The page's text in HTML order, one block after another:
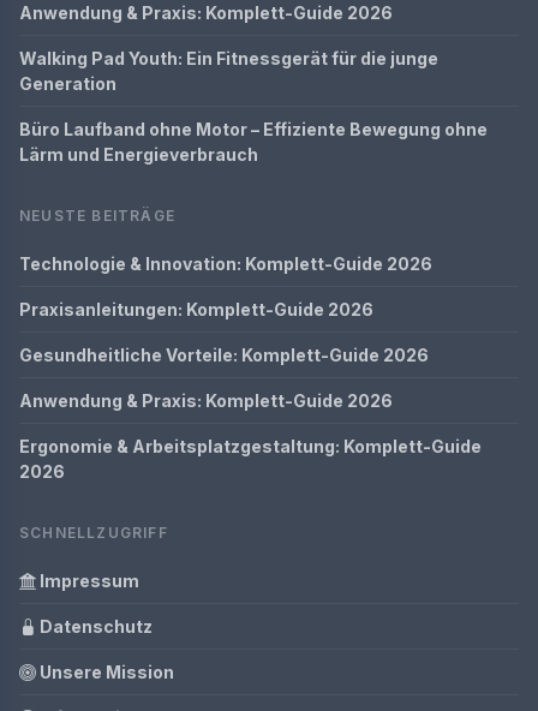
Anwendung & Praxis: Komplett-Guide 2026
Walking Pad Youth: Ein Fitnessgerät für die junge
Generation
Büro Laufband ohne Motor – Effiziente Bewegung ohne
Lärm und Energieverbrauch
NEUSTE BEITRÄGE
Technologie & Innovation: Komplett-Guide 2026
Praxisanleitungen: Komplett-Guide 2026
Gesundheitliche Vorteile: Komplett-Guide 2026
Anwendung & Praxis: Komplett-Guide 2026
Ergonomie & Arbeitsplatzgestaltung: Komplett-Guide
2026
SCHNELLZUGRIFF
Impressum
Datenschutz
Unsere Mission